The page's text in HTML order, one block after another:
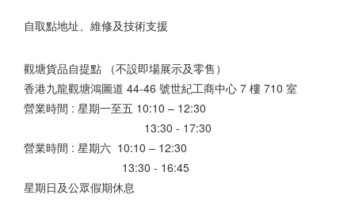
自取點地址、維修及技術支援
觀塘貨品自提點 （不設即場展示及零售）
香港九龍觀塘鴻圖道 44-46 號世紀工商中心 7 樓 710 室
營業時間 : 星期一至五 10:10 – 12:30
13:30 - 17:30
營業時間 : 星期六 10:10 – 12:30
13:30 - 16:45
星期日及公眾假期休息